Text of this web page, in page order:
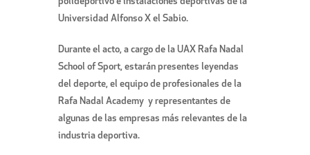
Universidad Alfonso X el Sabio.
Durante el acto, a cargo de la UAX Rafa Nadal
School of Sport, estarán presentes leyendas
del deporte, el equipo de profesionales de la
Rafa Nadal Academy y representantes de
algunas de las empresas más relevantes de la
industria deportiva.